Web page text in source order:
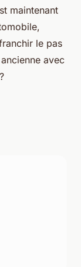
maintenant
le pas
avec